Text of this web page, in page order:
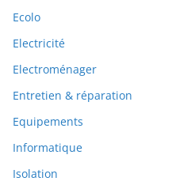
Ecolo
Electricité
Electroménager
Entretien & réparation
Equipements
Informatique
Isolation